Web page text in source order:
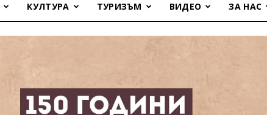
история
КУЛТУРА ТУРИЗЪМ ВИДЕО ЗА НАС